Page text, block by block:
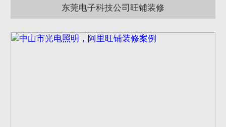
东莞电子科技公司旺铺装修